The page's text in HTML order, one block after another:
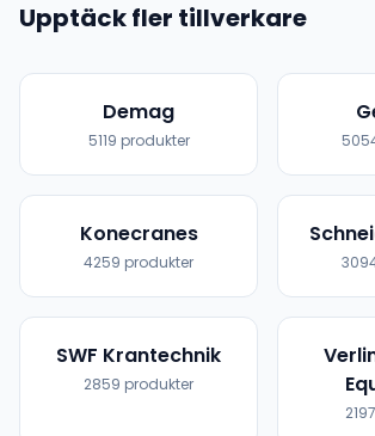
Upptäck fler tillverkare
Demag
5119 produkter
Konecranes
4259 produkter
SWF Krantechnik
2859 produkter
2197